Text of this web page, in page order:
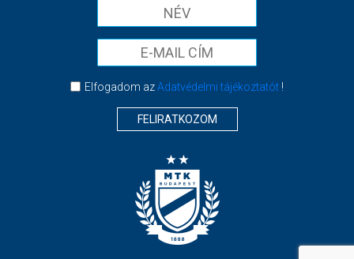
Elfogadom azAdatvédelmi tájékoztatót!
FELIRATKOZOM